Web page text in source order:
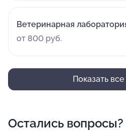
Ветеринарная
от 800 руб.
Показать все
Остались вопросы?